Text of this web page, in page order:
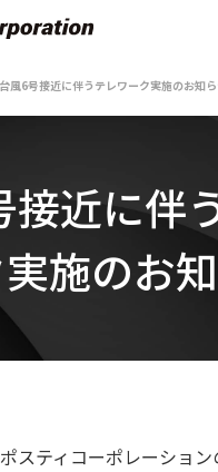
台風6号接近に伴うテレワーク実施のお知
接近に伴
施のお
スティコーポレーション